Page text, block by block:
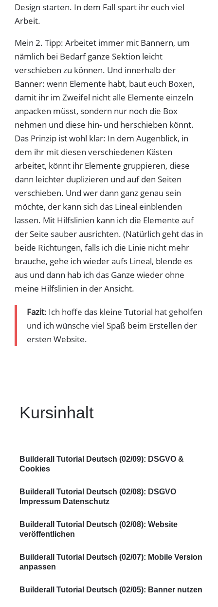
Design starten. In dem Fall spart ihr euch viel
Arbeit.
Mein 2. Tipp: Arbeitet immer mit Bannern, um
nämlich bei Bedarf ganze Sektion leicht
verschieben zu können. Und innerhalb der
Banner: wenn Elemente habt, baut euch Boxen,
damit ihr im Zweifel nicht alle Elemente einzeln
anpacken müsst, sondern nur noch die Box
nehmen und diese hin- und herschieben könnt.
Das Prinzip ist wohl klar: In dem Augenblick, in
dem ihr mit diesen verschiedenen Kästen
arbeitet, könnt ihr Elemente gruppieren, diese
dann leichter duplizieren und auf den Seiten
verschieben. Und wer dann ganz genau sein
möchte, der kann sich das Lineal einblenden
lassen. Mit Hilfslinien kann ich die Elemente auf
der Seite sauber ausrichten. (Natürlich geht das in
beide Richtungen, falls ich die Linie nicht mehr
brauche, gehe ich wieder aufs Lineal, blende es
aus und dann hab ich das Ganze wieder ohne
meine Hilfslinien in der Ansicht.
Fazit: Ich hoffe das kleine Tutorial hat geholfen
und ich wünsche viel Spaß beim Erstellen der
ersten Website.
Kursinhalt
Builderall Tutorial Deutsch (02/09): DSGVO &
Cookies
Builderall Tutorial Deutsch (02/08): DSGVO
Impressum Datenschutz
Builderall Tutorial Deutsch (02/08): Website
veröffentlichen
Builderall Tutorial Deutsch (02/07): Mobile Version
anpassen
Builderall Tutorial Deutsch (02/05): Banner nutzen